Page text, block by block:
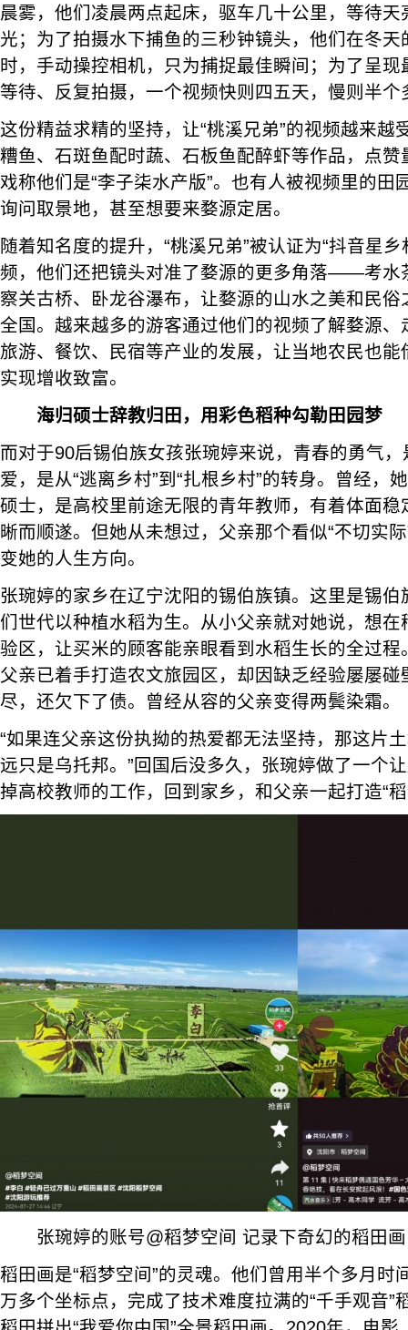
晨雾，他们凌晨两点起床，驱车几十公里，等待
光；为了拍摄水下捕鱼的三秒钟镜头，他们在冬
时，手动操控相机，只为捕捉最佳瞬间；为了呈
等待、反复拍摄，一个视频快则四五天，慢则半个
这份精益求精的坚持，让“桃溪兄弟”的视频越来越
糟鱼、石斑鱼配时蔬、石板鱼配醉虾等作品，点
戏称他们是“李子柒水产版”。也有人被视频里的田
询问取景地，甚至想要来婺源定居。
随着知名度的提升，“桃溪兄弟”被认证为“抖音星
频，他们还把镜头对准了婺源的更多角落——考水
察关古桥、卧龙谷瀑布，让婺源的山水之美和民
全国。越来越多的游客通过他们的视频了解婺源
旅游、餐饮、民宿等产业的发展，让当地农民也
实现增收致富。
海归硕士辞教归田，用彩色稻种勾勒田园梦
而对于90后锡伯族女孩张琬婷来说，青春的勇气
爱，是从“逃离乡村”到“扎根乡村”的转身。曾经，
硕士，是高校里前途无限的青年教师，有着体面
晰而顺遂。但她从未想过，父亲那个看似“不切实
变她的人生方向。
张琬婷的家乡在辽宁沈阳的锡伯族镇。这里是锡
们世代以种植水稻为生。从小父亲就对她说，想
验区，让买米的顾客能亲眼看到水稻生长的全过
父亲已着手打造农文旅园区，却因缺乏经验屡屡
尽，还欠下了债。曾经从容的父亲变得两鬓染霜。
“如果连父亲这份执拗的热爱都无法坚持，那这片
远只是乌托邦。”回国后没多久，张琬婷做了一个
掉高校教师的工作，回到家乡，和父亲一起打造“
张琬婷的账号@稻梦空间 记录下奇幻的稻田画
稻田画是“稻梦空间”的灵魂。他们曾用半个多月时
万多个坐标点，完成了技术难度拉满的“千手观音”